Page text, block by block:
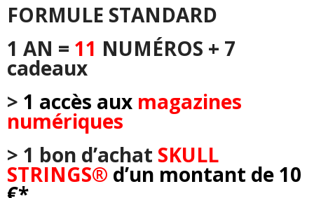
67,00€
à
185,00€
FORMULE STANDARD
1 AN = 11 NUMÉROS + 7
cadeaux
> 1 accès aux magazines
numériques
> 1 bon d’achat SKULL
STRINGS® d’un montant de 10